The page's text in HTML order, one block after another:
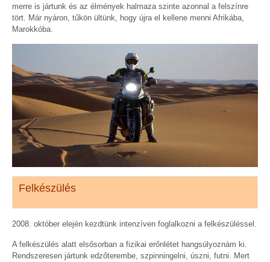
merre is jártunk és az élmények halmaza szinte azonnal a felszínre
tört. Már nyáron, tűkön ültünk, hogy újra el kellene menni Afrikába,
Marokkóba.
Felkészülés
2008. október elején kezdtünk intenzíven foglalkozni a felkészüléssel.
A felkészülés alatt elsősorban a fizikai erőnlétet hangsúlyoznám ki.
Rendszeresen jártunk edzőterembe, szpinningelni, úszni, futni. Mert